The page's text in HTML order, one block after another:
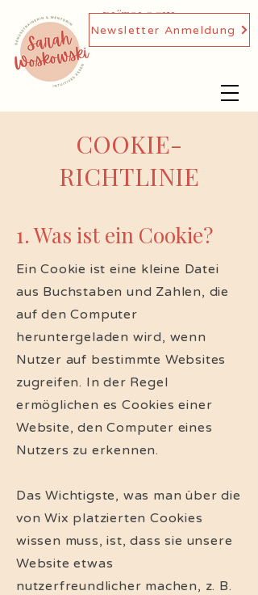
DIÄTOLOGIN,
GENUSSTRAINERIN
Newsletter Anmeldung
COOKIE-
RICHTLINIE
1. Was ist ein Cookie?
Ein Cookie ist eine kleine Datei
aus Buchstaben und Zahlen, die
auf den Computer
heruntergeladen wird, wenn
Nutzer auf bestimmte Websites
zugreifen. In der Regel
ermöglichen es Cookies einer
Website, den Computer eines
Nutzers zu erkennen.
Das Wichtigste, was man über die
von Wix platzierten Cookies
wissen muss, ist, dass sie unsere
Website etwas
nutzerfreundlicher machen, z. B.